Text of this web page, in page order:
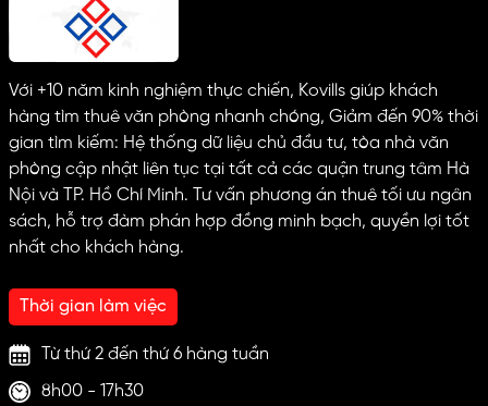
Với +10 năm kinh nghiệm thực chiến, Kovills giúp khách
hàng tìm thuê văn phòng nhanh chóng, Giảm đến 90% thời
gian tìm kiếm: Hệ thống dữ liệu chủ đầu tư, tòa nhà văn
phòng cập nhật liên tục tại tất cả các quận trung tâm Hà
Nội và TP. Hồ Chí Minh. Tư vấn phương án thuê tối ưu ngân
sách, hỗ trợ đàm phán hợp đồng minh bạch, quyền lợi tốt
nhất cho khách hàng.
Thời gian làm việc
Từ thứ 2 đến thứ 6 hàng tuần
8h00 - 17h30